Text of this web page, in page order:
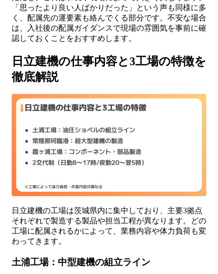
「思ったより良い人ばかりだった」という声も同様に多
く、配属先の運要素も絡んでくる部分です。不安な場合
は、入社後の配属ガイダンスで現場の雰囲気を事前に確
認しておくことをおすすめします。
日立建機の仕事内容と3工場の特徴を
徹底解説
日立建機の工場は茨城県内に集中しており、主要3拠点
それぞれで製造する製品や担当工程が異なります。どの
工場に配属されるかによって、業務内容や体力負荷も変
わってきます。
土浦工場：中型建機の組立ライン